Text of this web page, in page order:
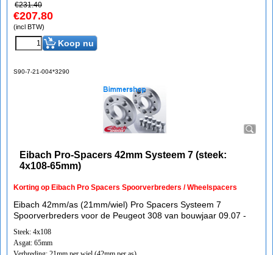
€231.40
€207.80
(incl BTW)
Koop nu
S90-7-21-004*3290
Eibach Pro-Spacers 42mm Systeem 7 (steek:
4x108-65mm)
Korting op Eibach Pro Spacers Spoorverbreders / Wheelspacers
Eibach 42mm/as (21mm/wiel) Pro Spacers Systeem 7
Spoorverbreders voor de Peugeot 308 van bouwjaar 09.07 -
Steek: 4x108
Asgat: 65mm